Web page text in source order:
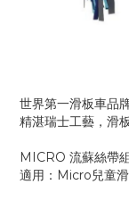
世界第一滑板車品
精湛瑞士工藝，滑
MICRO 流蘇絲帶組
適用：Micro兒童